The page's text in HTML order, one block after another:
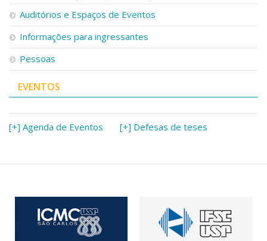
Auditórios e Espaços de Eventos
Informações para ingressantes
Pessoas
EVENTOS
[+] Agenda de Eventos [+] Defesas de teses